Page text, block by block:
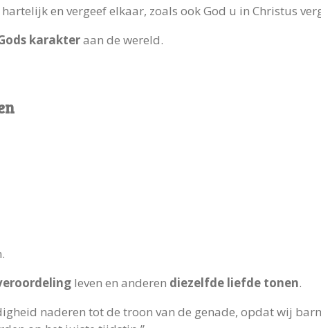
en vergeef elkaar, zoals ook God u in Christus
karakteraan de wereld.
leven en anderen diezelfde liefde tonen.
naderen tot de troon van de genade, opdat wij